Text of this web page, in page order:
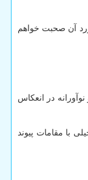
آن صحبت خواهم
در انعکاس
با مقامات پیوند